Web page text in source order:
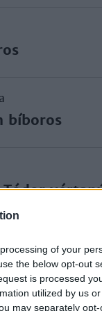
of your
the below opt-out
is processed
utilized by us
may separately
bíboros